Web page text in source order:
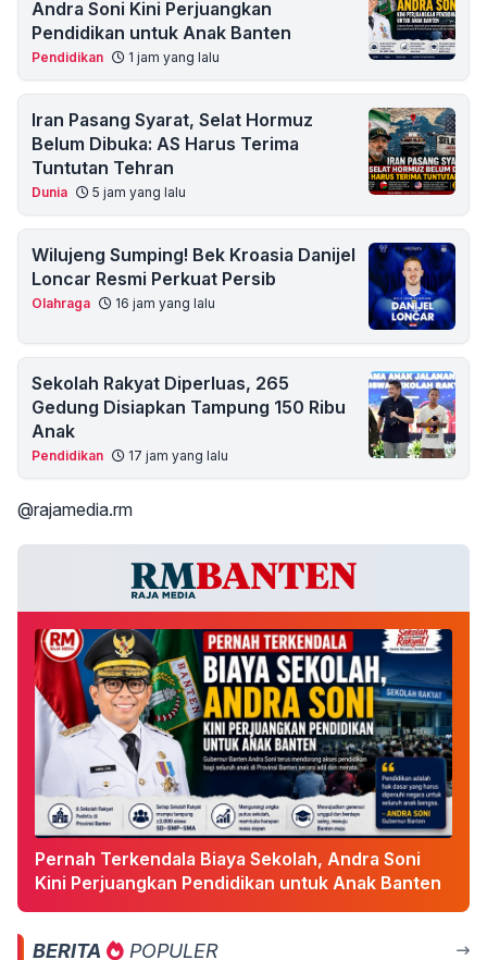
Andra Soni Kini Perjuangkan
Pendidikan untuk Anak Banten
Pendidikan 1 jam yang lalu
Iran Pasang Syarat, Selat Hormuz
Belum Dibuka: AS Harus Terima
Tuntutan Tehran
Dunia 5 jam yang lalu
Wilujeng Sumping! Bek Kroasia Danijel
Loncar Resmi Perkuat Persib
Olahraga 16 jam yang lalu
Sekolah Rakyat Diperluas, 265
Gedung Disiapkan Tampung 150 Ribu
Anak
Pendidikan 17 jam yang lalu
@rajamedia.rm
Pernah Terkendala Biaya Sekolah, Andra Soni
Kini Perjuangkan Pendidikan untuk Anak Banten
BERITA POPULER